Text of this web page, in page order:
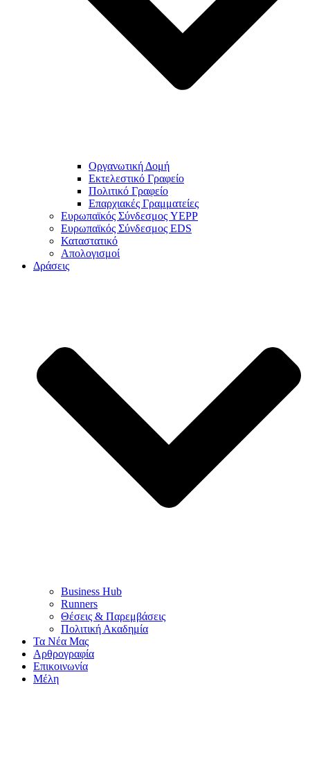
Οργανωτική Δομή
Εκτελεστικό Γραφείο
Πολιτικό Γραφείο
Επαρχιακές Γραμματείες
Ευρωπαϊκός Σύνδεσμος YEPP
Ευρωπαϊκός Σύνδεσμος EDS
Καταστατικό
Απολογισμοί
Δράσεις
Business Hub
Runners
Θέσεις & Παρεμβάσεις
Πολιτική Ακαδημία
Τα Νέα Μας
Αρθρογραφία
Επικοινωνία
Μέλη